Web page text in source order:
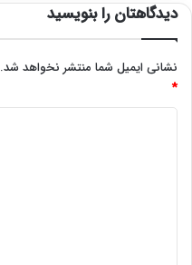
دیدگاهتان را بنویسید
نشانی ایمیل شما منتشر نخواهد شد.
*